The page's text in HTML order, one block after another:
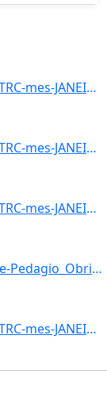
2: escopo_autuacao-Fiscalizacao_de_RNTRC-mes-JANEIRO-uf-MG-amparo_legal-ARTIGO_11-_INCISO_V_DA_RESOLUCA]
3: escopo_autuacao-Fiscalizacao_de_RNTRC-mes-JANEIRO-uf-PR-amparo_legal-ARTIGO_11-_INCISO_II_DA_RESOLUC]
4: escopo_autuacao-Fiscalizacao_de_RNTRC-mes-JANEIRO-uf-PR-amparo_legal-ARTIGO_11-_INCISO_V_DA_RESOLUCA]
5: escopo_autuacao-Fiscalizacao_de_Vale-Pedagio_Obrigatorio-mes-JANEIRO-uf-PR-amparo_legal-ARTIGO_6º-_I]
6: escopo_autuacao-Fiscalizacao_de_RNTRC-mes-JANEIRO-uf-RJ-amparo_legal-ARTIGO_11-_INCISO_II_DA_RESOLUC]